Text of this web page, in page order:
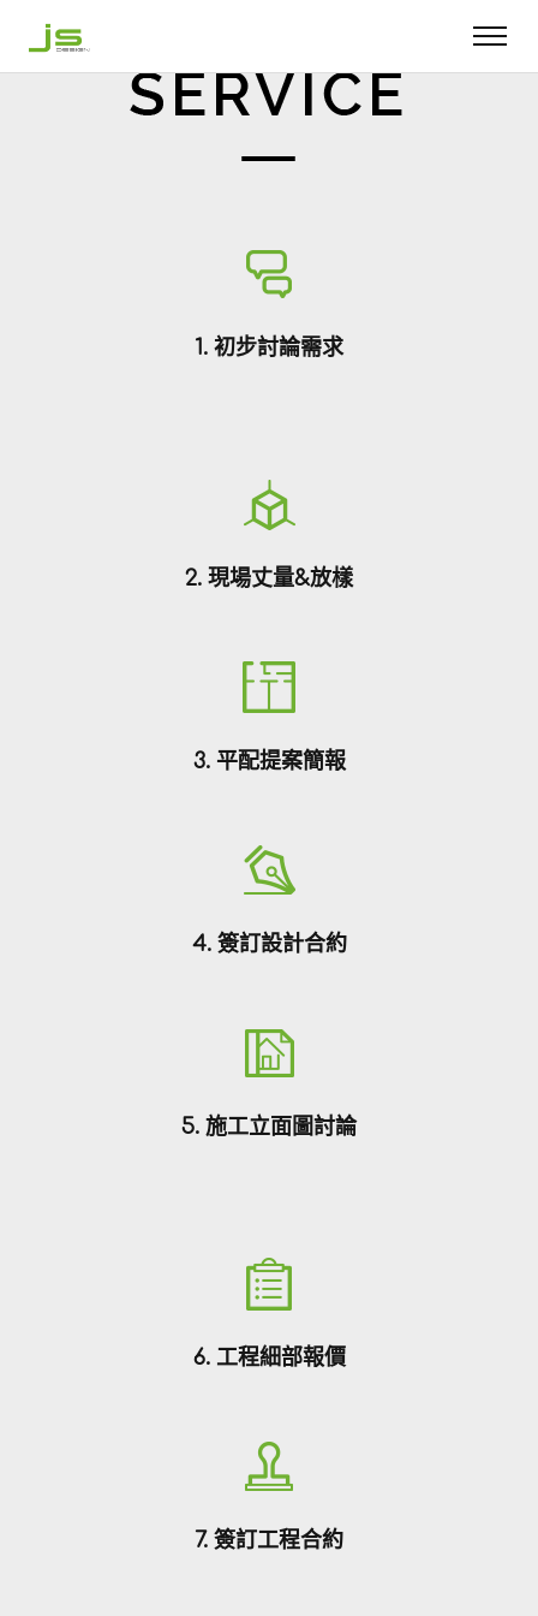
1. 初步討論需求
2. 現場丈量&放樣
3. 平配提案簡報
4. 簽訂設計合約
5. 施工立面圖討論
6. 工程細部報價
7. 簽訂工程合約